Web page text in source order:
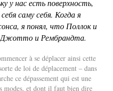
у нас есть поверхность,
саму себя. Когда я
я понял, что Поллок и
Джотто и Рембрандта.
à se déplacer ainsi cette
de loi de déplacement – dans
ce dépassement qui est une
modes, et dont il faut bien dire